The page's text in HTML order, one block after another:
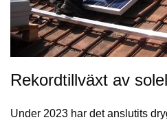
Rekordtillväxt av
Under 2023 har det anslutits